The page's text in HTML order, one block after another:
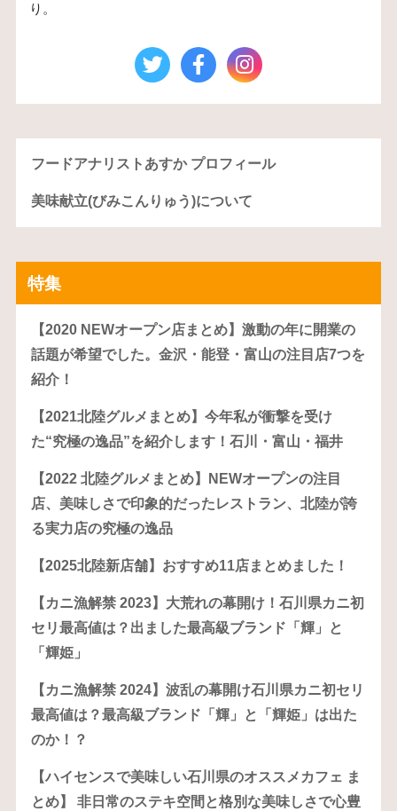
り。
フードアナリストあすか プロフィール
美味献立(びみこんりゅう)について
特集
【2020 NEWオープン店まとめ】激動の年に開業の
話題が希望でした。金沢・能登・富山の注目店7つを
紹介！
【2021北陸グルメまとめ】今年私が衝撃を受け
た“究極の逸品”を紹介します！石川・富山・福井
【2022 北陸グルメまとめ】NEWオープンの注目
店、美味しさで印象的だったレストラン、北陸が誇
る実力店の究極の逸品
【2025北陸新店舗】おすすめ11店まとめました！
【カニ漁解禁 2023】大荒れの幕開け！石川県カニ初
セリ最高値は？出ました最高級ブランド「輝」と
「輝姫」
【カニ漁解禁 2024】波乱の幕開け石川県カニ初セリ
最高値は？最高級ブランド「輝」と「輝姫」は出た
のか！？
【ハイセンスで美味しい石川県のオススメカフェ ま
とめ】 非日常のステキ空間と格別な美味しさで心豊